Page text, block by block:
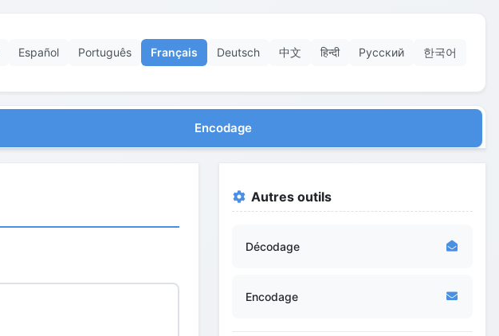
Español Português Français Deutsch 中文 हिन्दी Русский 한국어
Encodage
Autres outils
Décodage
Encodage